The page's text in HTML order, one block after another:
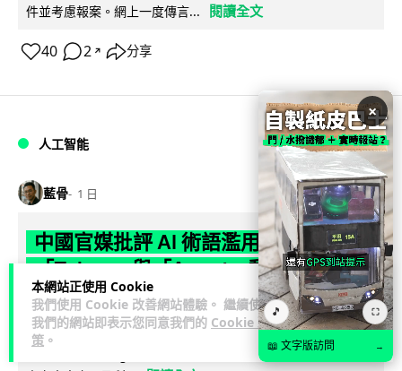
本網站正使用 Cookie
我們使用 Cookie 改善網站體驗。 繼續使用
我們的網站即表示您同意我們的 Cookie 政
策 。
件並考慮報案。網上一度傳言...
閱讀全文
40 2 ↗ 分享
人工智能
藍骨 1 日
中國官媒批評 AI 術語濫用英文 稱
「Token」與「Agent」動搖科技話語
權
人民網旗下評論於 8 月 6 日發表文章，批評中國廣泛使用
「Token」、「Agent」及「LLM」等英文術語，認為做法侵蝕
×
🎵 ⛶
📖 文字版訪問 →